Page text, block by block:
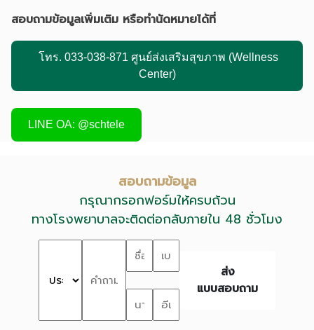
สอบถามข้อมูลเพิ่มเติม หรือทำนัดหมายได้ที่
โทร. 033-038-871 ศูนย์ส่งเสริมสุขภาพ (Wellness
Center)
LINE OA: @schtele
สอบถามข้อมูล
กรุณากรอกฟอร์มให้ครบถ้วน
ทางโรงพยาบาลจะติดต่อกลับภายใน 48 ชั่วโมง
ส่ง
แบบสอบถาม